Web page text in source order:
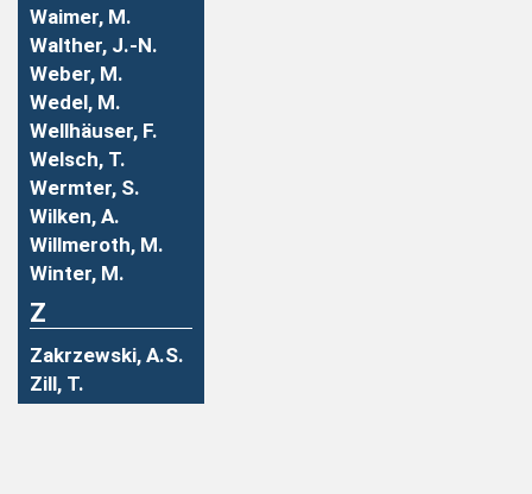
Waimer, M.
Walther, J.-N.
Weber, M.
Wedel, M.
Wellhäuser, F.
Welsch, T.
Wermter, S.
Wilken, A.
Willmeroth, M.
Winter, M.
Z
Zakrzewski, A.S.
Zill, T.